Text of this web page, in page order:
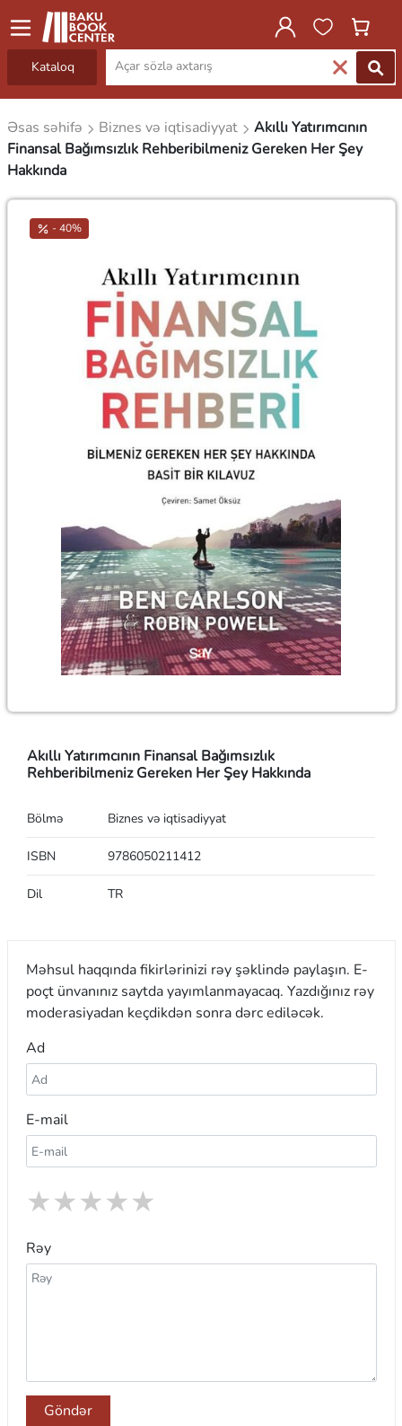
Kataloq
Əsas səhifə Biznes və iqtisadiyyat
Akıllı Yatırımcının
Finansal Bağımsızlık Rehberibilmeniz Gereken Her Şey
Hakkında
- 40%
Akıllı Yatırımcının Finansal Bağımsızlık
Rehberibilmeniz Gereken Her Şey Hakkında
Bölmə Biznes və iqtisadiyyat
ISBN 9786050211412
Dil TR
Məhsul haqqında fikirlərinizi rəy şəklində paylaşın. E-
poçt ünvanınız saytda yayımlanmayacaq. Yazdığınız rəy
moderasiyadan keçdikdən sonra dərc ediləcək.
Ad
E-mail
★
★
★
★
★
Rəy
Göndər